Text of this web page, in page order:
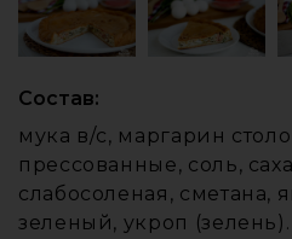
Состав:
мука в/с, маргарин
прессованные, соль,
слабосоленая, сметана,
зеленый, укроп (зелень).